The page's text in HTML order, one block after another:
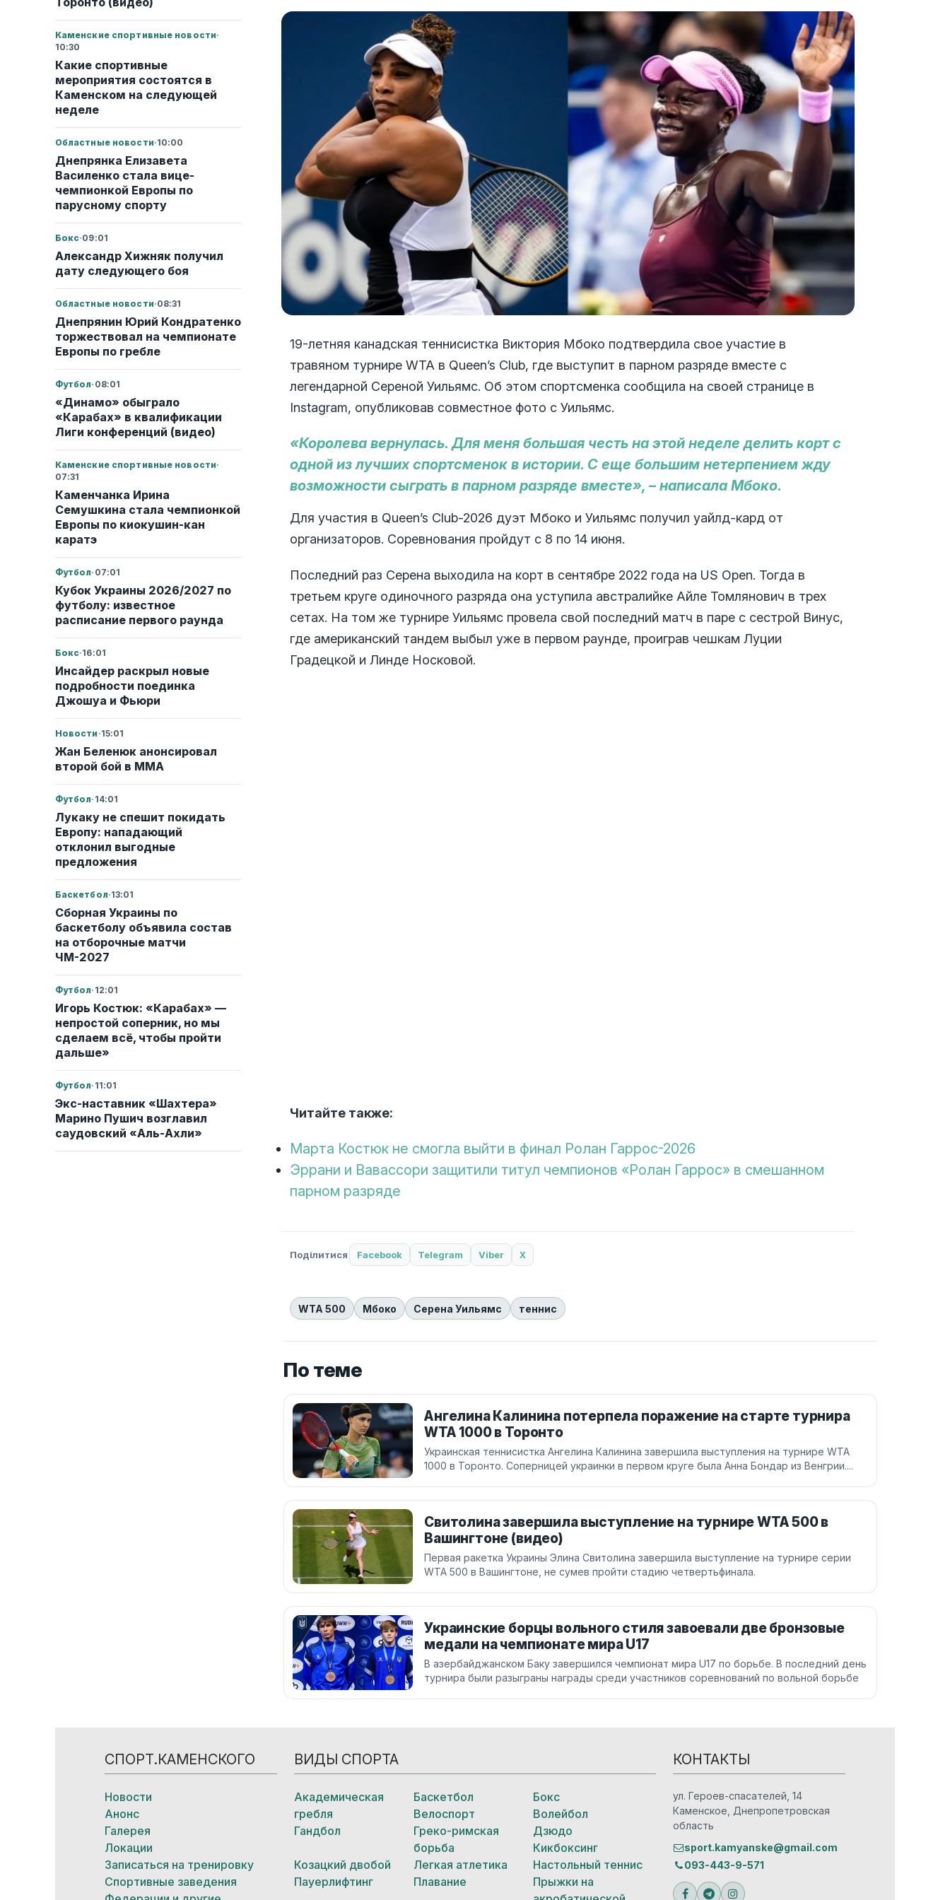
Каменские спортивные новости·
10:30
Какие спортивные
мероприятия состоятся в
Каменском на следующей
неделе
Областные новости·10:00
Днепрянка Елизавета
Василенко стала вице-
чемпионкой Европы по
парусному спорту
Бокс·09:01
Александр Хижняк получил
дату следующего боя
Областные новости·08:31
Днепрянин Юрий Кондратенко
торжествовал на чемпионате
Европы по гребле
Футбол· 08:01
«Динамо» обыграло
«Карабах» в квалификации
Лиги конференций (видео)
Каменские спортивные новости·
07:31
Каменчанка Ирина
Семушкина стала чемпионкой
Европы по киокушин-кан
каратэ
Футбол· 07:01
Кубок Украины 2026/2027 по
футболу: известное
расписание первого раунда
Бокс·16:01
Инсайдер раскрыл новые
подробности поединка
Джошуа и Фьюри
Новости ·15:01
Жан Беленюк анонсировал
второй бой в ММА
Футбол· 14:01
Лукаку не спешит покидать
Европу: нападающий
отклонил выгодные
предложения
Баскетбол·13:01
Сборная Украины по
баскетболу объявила состав
на отборочные матчи
ЧМ-2027
Футбол· 12:01
Игорь Костюк: «Карабах» —
непростой соперник, но мы
сделаем всё, чтобы пройти
дальше»
Футбол· 11:01
Экс-наставник «Шахтера»
Марино Пушич возглавил
саудовский «Аль-Ахли»
19-летняя канадская теннисистка Виктория Мбоко подтвердила свое участие в
травяном турнире WTA в Queen’s Club, где выступит в парном разряде вместе с
легендарной Сереной Уильямс. Об этом спортсменка сообщила на своей странице в
Instagram, опубликовав совместное фото с Уильямс.
«Королева вернулась. Для меня большая честь на этой неделе делить корт с
одной из лучших спортсменок в истории. С еще большим нетерпением жду
возможности сыграть в парном разряде вместе», – написала Мбоко.
Для участия в Queen’s Club-2026 дуэт Мбоко и Уильямс получил уайлд-кард от
организаторов. Соревнования пройдут с 8 по 14 июня.
Последний раз Серена выходила на корт в сентябре 2022 года на US Open. Тогда в
третьем круге одиночного разряда она уступила австралийке Айле Томлянович в трех
сетах. На том же турнире Уильямс провела свой последний матч в паре с сестрой Винус,
где американский тандем выбыл уже в первом раунде, проиграв чешкам Луции
Градецкой и Линде Носковой.
Читайте также:
Марта Костюк не смогла выйти в финал Ролан Гаррос-2026
Эррани и Вавассори защитили титул чемпионов «Ролан Гаррос» в смешанном
парном разряде
Поділитися Facebook Telegram Viber X
WTA 500 Мбоко Серена Уильямс теннис
По теме
Ангелина Калинина потерпела поражение на старте турнира
WTA 1000 в Торонто
Украинская теннисистка Ангелина Калинина завершила выступления на турнире WTA
1000 в Торонто. Соперницей украинки в первом круге была Анна Бондар из Венгрии....
Свитолина завершила выступление на турнире WTA 500 в
Вашингтоне (видео)
Первая ракетка Украины Элина Свитолина завершила выступление на турнире серии
WTA 500 в Вашингтоне, не сумев пройти стадию четвертьфинала.
Украинские борцы вольного стиля завоевали две бронзовые
медали на чемпионате мира U17
В азербайджанском Баку завершился чемпионат мира U17 по борьбе. В последний день
турнира были разыграны награды среди участников соревнований по вольной борьбе
СПОРТ.КАМЕНСКОГО
Новости
Анонс
Галерея
Локации
Записаться на тренировку
Спортивные заведения
ВИДЫ СПОРТА
Академическая
гребля
Баскетбол
Бокс
Велоспорт
Волейбол
Гандбол
Греко-римская
борьба
Дзюдо
Кикбоксинг
Козацкий двобой
Легкая атлетика
Настольный теннис
Пауерлифтинг
Плавание
Прыжки на
КОНТАКТЫ
ул. Героев-спасателей, 14
Каменское, Днепропетровская
область
sport.kamyanske@gmail.com
093-443-9-571